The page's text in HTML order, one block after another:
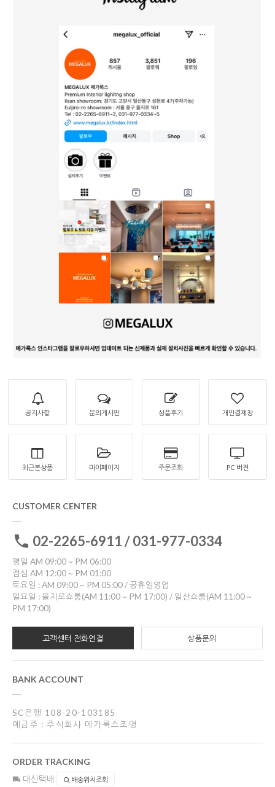
공지사항 문의게시판 상품후기 개인결제창
최근본상품 마이페이지 주문조회 PC 버젼
CUSTOMER CENTER
02-2265-6911 / 031-977-0334
평일 AM 09:00 ~ PM 06:00
점심 AM 12:00 ~ PM 01:00
토요일 : AM 09:00 ~ PM 05:00 / 공휴일영업
일요일 : 을지로쇼룸(AM 11:00 ~ PM 17:00) / 일산쇼룸(AM 11:00 ~
PM 17:00)
고객센터 전화연결 상품문의
BANK ACCOUNT
SC은행 108-20-103185
예금주 : 주식회사 메가룩스조명
ORDER TRACKING
대신택배 배송위치조회